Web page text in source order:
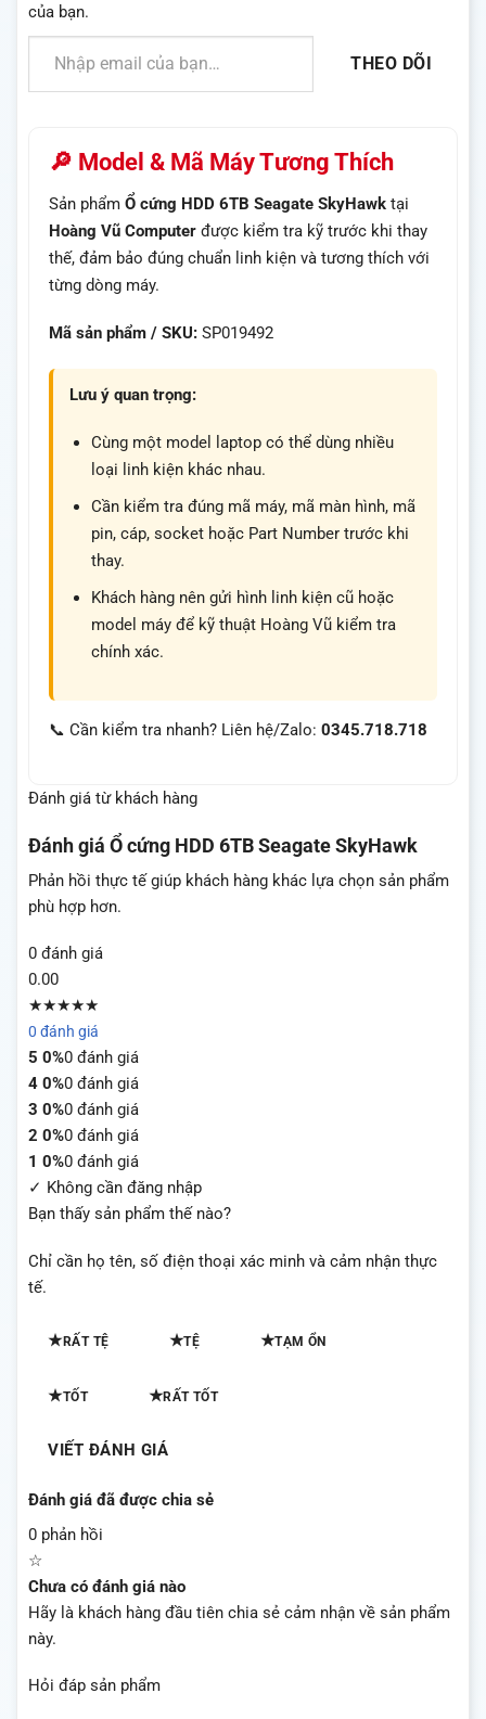
của bạn.
Nhập email của bạn…
THEO DÕI
🔎 Model & Mã Máy Tương Thích
Sản phẩm Ổ cứng HDD 6TB Seagate SkyHawk tại
Hoàng Vũ Computer được kiểm tra kỹ trước khi thay
thế, đảm bảo đúng chuẩn linh kiện và tương thích với
từng dòng máy.
Mã sản phẩm / SKU: SP019492
Lưu ý quan trọng:
Cùng một model laptop có thể dùng nhiều
loại linh kiện khác nhau.
Cần kiểm tra đúng mã máy, mã màn hình, mã
pin, cáp, socket hoặc Part Number trước khi
thay.
Khách hàng nên gửi hình linh kiện cũ hoặc
model máy để kỹ thuật Hoàng Vũ kiểm tra
chính xác.
📞 Cần kiểm tra nhanh? Liên hệ/Zalo: 0345.718.718
Đánh giá từ khách hàng
Đánh giá Ổ cứng HDD 6TB Seagate SkyHawk
Phản hồi thực tế giúp khách hàng khác lựa chọn sản phẩm
phù hợp hơn.
0 đánh giá
0.00
★★★★★
0 đánh giá
5 0%0 đánh giá
4 0%0 đánh giá
3 0%0 đánh giá
2 0%0 đánh giá
1 0%0 đánh giá
✓ Không cần đăng nhập
Bạn thấy sản phẩm thế nào?
Chỉ cần họ tên, số điện thoại xác minh và cảm nhận thực
tế.
★RẤT TỆ ★TỆ ★TẠM ỔN
★TỐT ★RẤT TỐT
VIẾT ĐÁNH GIÁ
Đánh giá đã được chia sẻ
0 phản hồi
☆
Chưa có đánh giá nào
Hãy là khách hàng đầu tiên chia sẻ cảm nhận về sản phẩm
này.
Hỏi đáp sản phẩm